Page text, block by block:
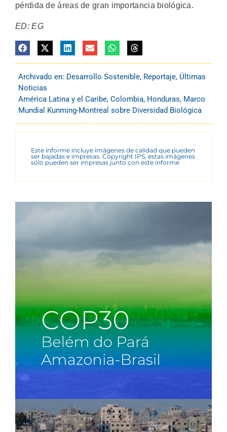
pérdida de áreas de gran importancia biológica.
ED: EG
Archivado en: Desarrollo Sostenible, Reportaje, Últimas
Noticias
América Latina y el Caribe, Colombia, Honduras, Marco
Mundial Kunming-Montreal sobre Diversidad Biológica
Este informe incluye imágenes de calidad que pueden
ser bajadas e impresas. Copyright IPS, estas imágenes
sólo pueden ser impresas junto con este informe